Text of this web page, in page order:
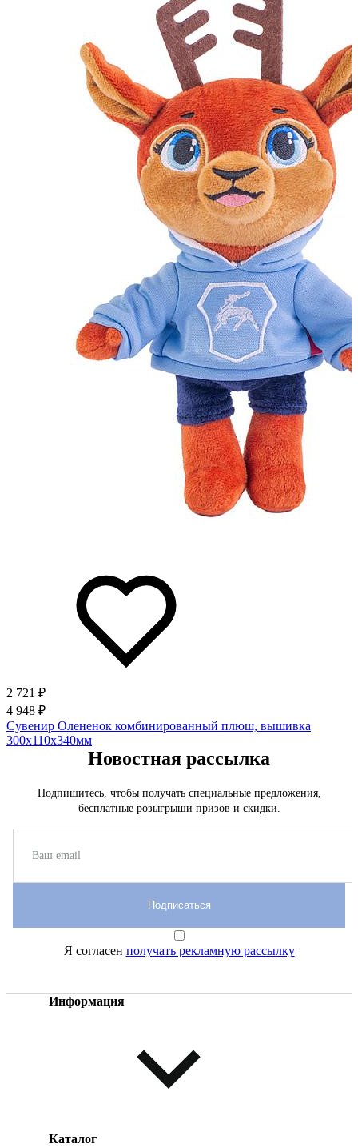
2 721 ₽
4 948 ₽
Сувенир Олененок комбинированный плюш, вышивка
300х110х340мм
Информация
Каталог
Новостная рассылка
Подпишитесь, чтобы получать специальные предложения,
бесплатные розыгрыши призов и скидки.
Подписаться
Я согласен получать рекламную рассылку